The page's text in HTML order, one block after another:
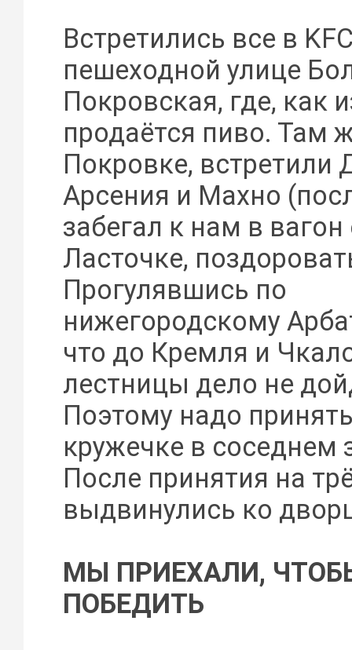
Встретились все в
пешеходной улице
Покровская, где, как
продаётся пиво. Там
Покровке, встретили
Арсения и Махно
забегал к нам в
Ласточке,
Прогулявшись по
нижегородскому
что до Кремля и
лестницы дело не
Поэтому надо
кружечке в соседнем
После принятия на
выдвинулись ко
МЫ ПРИЕХАЛИ,
ПОБЕДИТЬ